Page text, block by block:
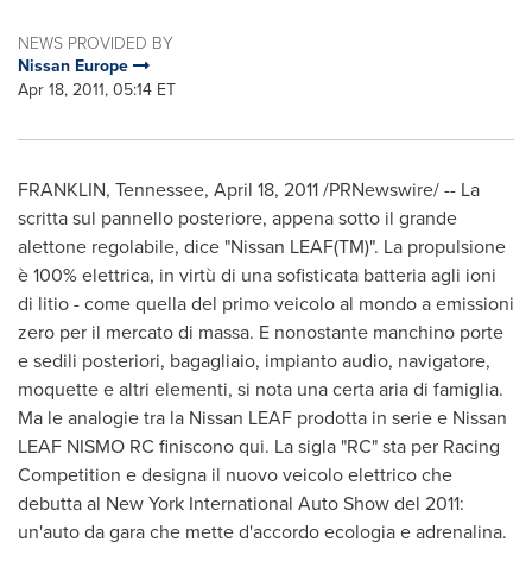
NEWS PROVIDED BY
Nissan Europe
Apr 18, 2011, 05:14 ET
FRANKLIN, Tennessee, April 18, 2011/PRNewswire/ -- La
scritta sul pannello posteriore, appena sotto il grande
alettone regolabile, dice "Nissan LEAF(TM)". La propulsione
è 100% elettrica, in virtù di una sofisticata batteria agli ioni
di litio - come quella del primo veicolo al mondo a emissioni
zero per il mercato di massa. E nonostante manchino porte
e sedili posteriori, bagagliaio, impianto audio, navigatore,
moquette e altri elementi, si nota una certa aria di famiglia.
Ma le analogie tra la Nissan LEAF prodotta in serie e Nissan
LEAF NISMO RC finiscono qui. La sigla "RC" sta per Racing
Competition e designa il nuovo veicolo elettrico che
debutta al New York International Auto Show del 2011:
un'auto da gara che mette d'accordo ecologia e adrenalina.